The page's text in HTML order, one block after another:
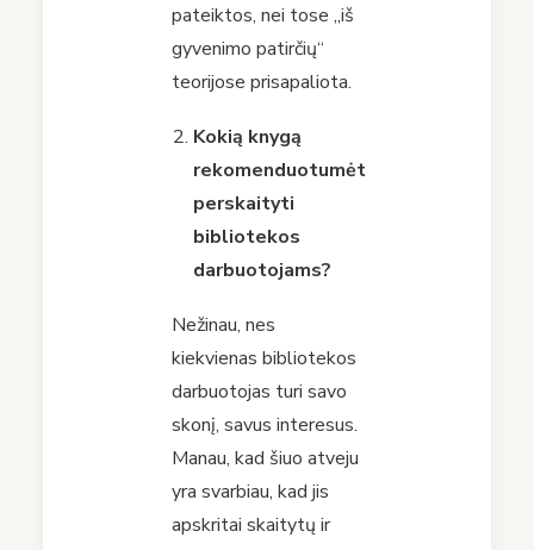
pateiktos, nei tose „iš
gyvenimo patirčių“
teorijose prisapaliota.
Kokią knygą
rekomenduotumėt
perskaityti
bibliotekos
darbuotojams?
Nežinau, nes
kiekvienas bibliotekos
darbuotojas turi savo
skonį, savus interesus.
Manau, kad šiuo atveju
yra svarbiau, kad jis
apskritai skaitytų ir